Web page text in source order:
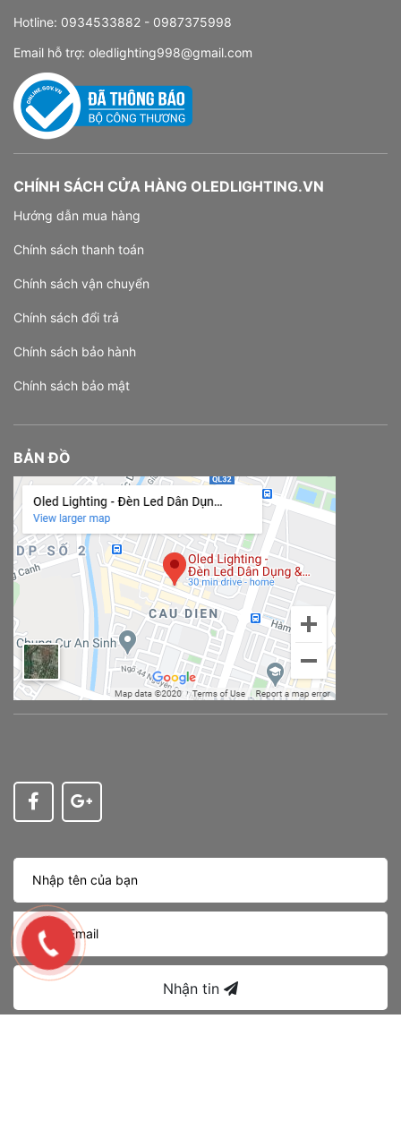
Hotline: 0934533882 - 0987375998
Email hỗ trợ: oledlighting998@gmail.com
CHÍNH SÁCH CỬA HÀNG OLEDLIGHTING.VN
Hướng dẫn mua hàng
Chính sách thanh toán
Chính sách vận chuyển
Chính sách đổi trả
Chính sách bảo hành
Chính sách bảo mật
BẢN ĐỒ
Nhận tin